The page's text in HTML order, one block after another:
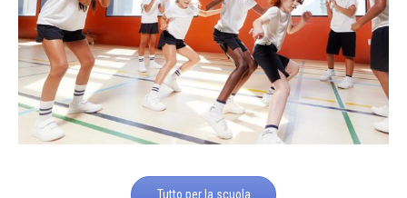
Tutto per la scuola